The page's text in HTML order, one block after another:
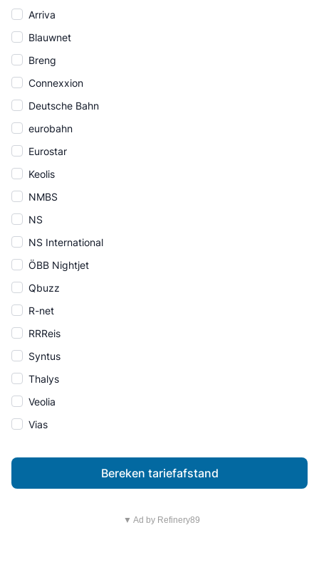
Arriva
Blauwnet
Breng
Connexxion
Deutsche Bahn
eurobahn
Eurostar
Keolis
NMBS
NS
NS International
ÖBB Nightjet
Qbuzz
R-net
RRReis
Syntus
Thalys
Veolia
Vias
Bereken tariefafstand
▼ Ad by Refinery89